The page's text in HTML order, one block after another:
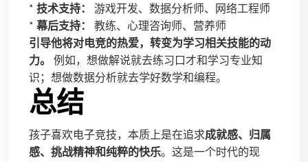
* 技术支持：
游戏开发、数据分析师、网络工程师
* 幕后支持：
教练、心理咨询师、营养师
引导他将对电竞的热爱，转变为学习相关技能的动
力。
例如，想做解说就去练习口才和学习专业知
识；想做数据分析就去学好数学和编程。
总结
孩子喜欢电子竞技，本质上是在追求成就感、归属
感、挑战精神和纯粹的快乐。这是一个时代的现